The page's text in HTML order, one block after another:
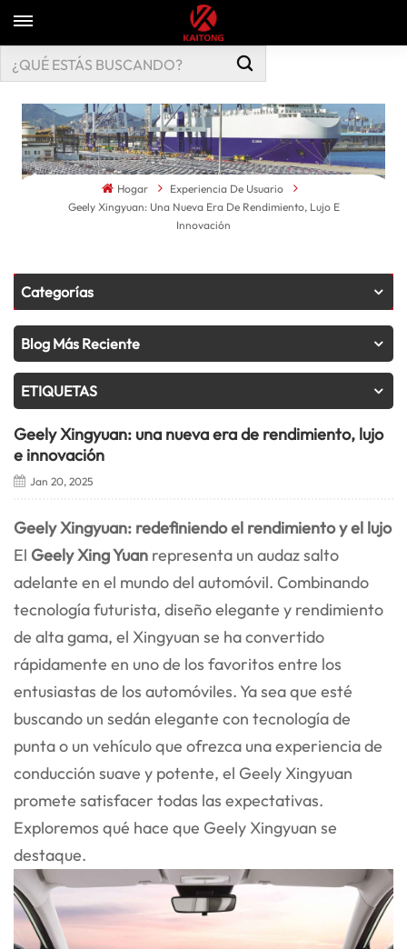
Hogar
Experiencia De Usuario
Geely Xingyuan: Una Nueva Era De Rendimiento, Lujo E
Innovación
Categorías
Blog Más Reciente
ETIQUETAS
Geely Xingyuan: una nueva era de rendimiento, lujo
e innovación
Jan 20, 2025
Geely Xingyuan: redefiniendo el rendimiento y el lujo
El Geely Xing Yuan representa un audaz salto
adelante en el mundo del automóvil. Combinando
tecnología futurista, diseño elegante y rendimiento
de alta gama, el Xingyuan se ha convertido
rápidamente en uno de los favoritos entre los
entusiastas de los automóviles. Ya sea que esté
buscando un sedán elegante con tecnología de
punta o un vehículo que ofrezca una experiencia de
conducción suave y potente, el Geely Xingyuan
promete satisfacer todas las expectativas.
Exploremos qué hace que Geely Xingyuan se
destaque.